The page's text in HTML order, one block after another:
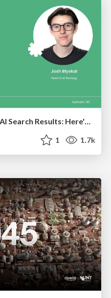
We Analyzed 250 Million AI Search Results: Here's What I Found
1 1.7k